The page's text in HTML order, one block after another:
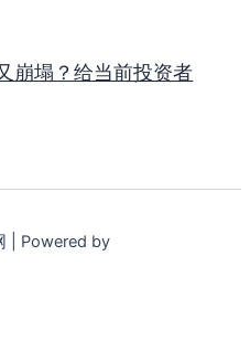
崩塌？给当前投资者
| Powered by